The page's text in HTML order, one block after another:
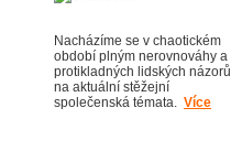
Nacházíme se v chaotickém
období plným nerovnováhy a
protikladných lidských názorů
na aktuální stěžejní
společenská témata. Více